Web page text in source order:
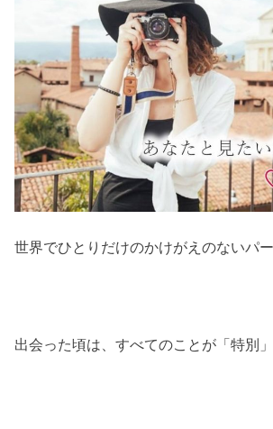
世界でひとりだけのかけがえのないパ
出会った頃は、すべてのことが「特別